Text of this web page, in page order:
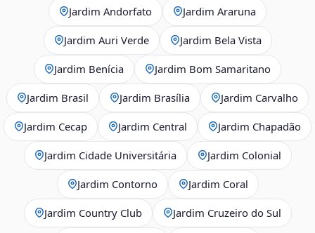
Jardim Andorfato Jardim Araruna
Jardim Auri Verde Jardim Bela Vista
Jardim Benícia Jardim Bom Samaritano
Jardim Brasil Jardim Brasília Jardim Carvalho
Jardim Cecap Jardim Central Jardim Chapadão
Jardim Cidade Universitária Jardim Colonial
Jardim Contorno Jardim Coral
Jardim Country Club Jardim Cruzeiro do Sul